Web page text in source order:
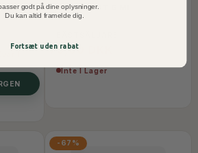
ROYAL SCENT 6 ML
75,00 DKK
Inte I Lager
-67%
godt på dine oplysninger.
Du kan altid framelde dig.
Fortsæt uden rabat